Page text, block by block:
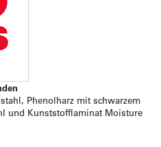
Phenolharz mit schwarzem
und Kunststofflaminat Moisture